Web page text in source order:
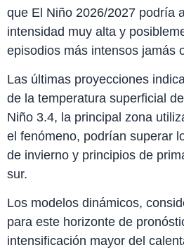
que El Niño 2026/2027 podría
intensidad muy alta y
episodios más intensos jamás
Las últimas proyecciones
de la temperatura superficial
Niño 3.4, la principal zona
el fenómeno, podrían superar
de invierno y principios de
sur.
Los modelos dinámicos,
para este horizonte de
intensificación mayor del